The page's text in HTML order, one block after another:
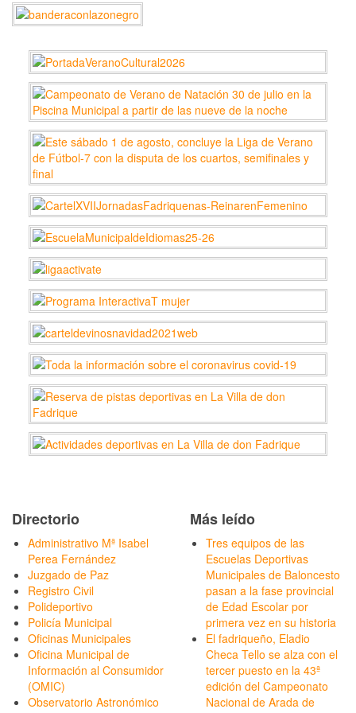
Directorio
Administrativo Mª Isabel
Perea Fernández
Juzgado de Paz
Registro Civil
Polideportivo
Policía Municipal
Oficinas Municipales
Oficina Municipal de
Información al Consumidor
(OMIC)
Observatorio Astronómico
Más leído
Tres equipos de las
Escuelas Deportivas
Municipales de Baloncesto
pasan a la fase provincial
de Edad Escolar por
primera vez en su historia
El fadriqueño, Eladio
Checa Tello se alza con el
tercer puesto en la 43ª
edición del Campeonato
Nacional de Arada de